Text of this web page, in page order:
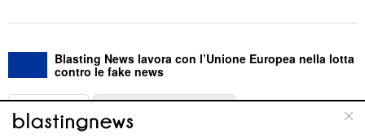
Blasting News lavora con l’Unione Europea nella lotta
contro le fake news
ABOUT